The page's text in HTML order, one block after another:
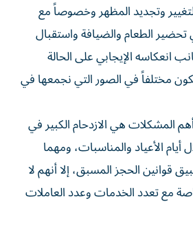
وتجديد المظهر وخصوصاً مع
الطعام والضيافة واستقبال
انعكاسه الإيجابي على الحالة
يكون مختلفاً في الصور التي نجمعها في
المشكلات هي الازدحام الكبير في
أيام الأعياد والمناسبات، ومهما
قوانين الحجز المسبق، إلا أنهم لا
مع تعدد الخدمات وعدد العاملات